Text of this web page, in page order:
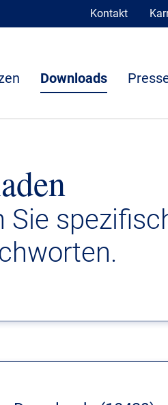
Kontakt
Downloads
Sie